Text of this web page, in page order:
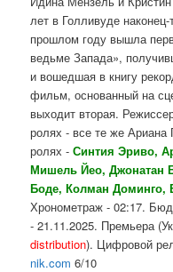
лет в Голливуде
прошлом году вышла
ведьме Запада»,
и вошедшая в книгу
фильм, основанный на
выходит вторая.
ролях - все те же Ариана
ролях -Синтия Эриво,
Мишель Йео, Джонатан
Боде, Колман Доминго,
Хронометраж - 02:17.
- 21.11.2025. Премьера
distribution). Цифровой
nik.com 6/10